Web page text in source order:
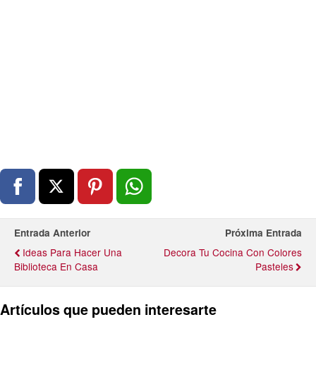
Entrada Anterior
Ideas Para Hacer Una
Biblioteca En Casa
Próxima Entrada
Decora Tu Cocina Con Colores
Pasteles
Artículos que pueden interesarte